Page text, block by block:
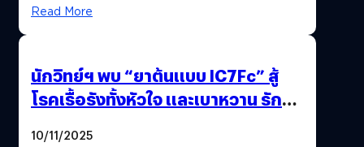
Read More
นักวิทย์ฯ พบ “ยาต้นแบบ IC7Fc” สู้
โรคเรื้อรังทั้งหัวใจ และเบาหวาน รักษา
10/11/2025